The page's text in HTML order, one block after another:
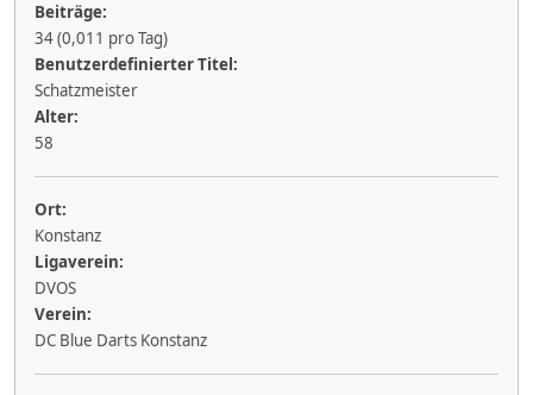
Beiträge:
34 (0,011 pro Tag)
Benutzerdefinierter Titel:
Schatzmeister
Alter:
58
Ort:
Konstanz
Ligaverein:
DVOS
Verein:
DC Blue Darts Konstanz